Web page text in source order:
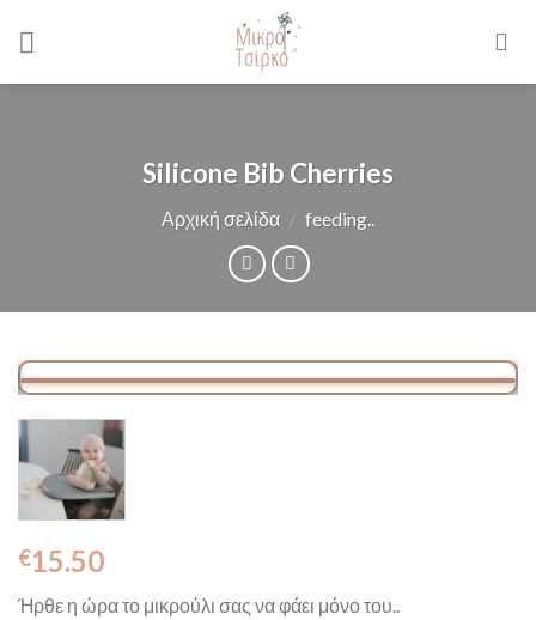
Silicone Bib Cherries
Αρχική σελίδα / feeding..
€15.50
Ήρθε η ώρα το μικρούλι σας να φάει μόνο του..